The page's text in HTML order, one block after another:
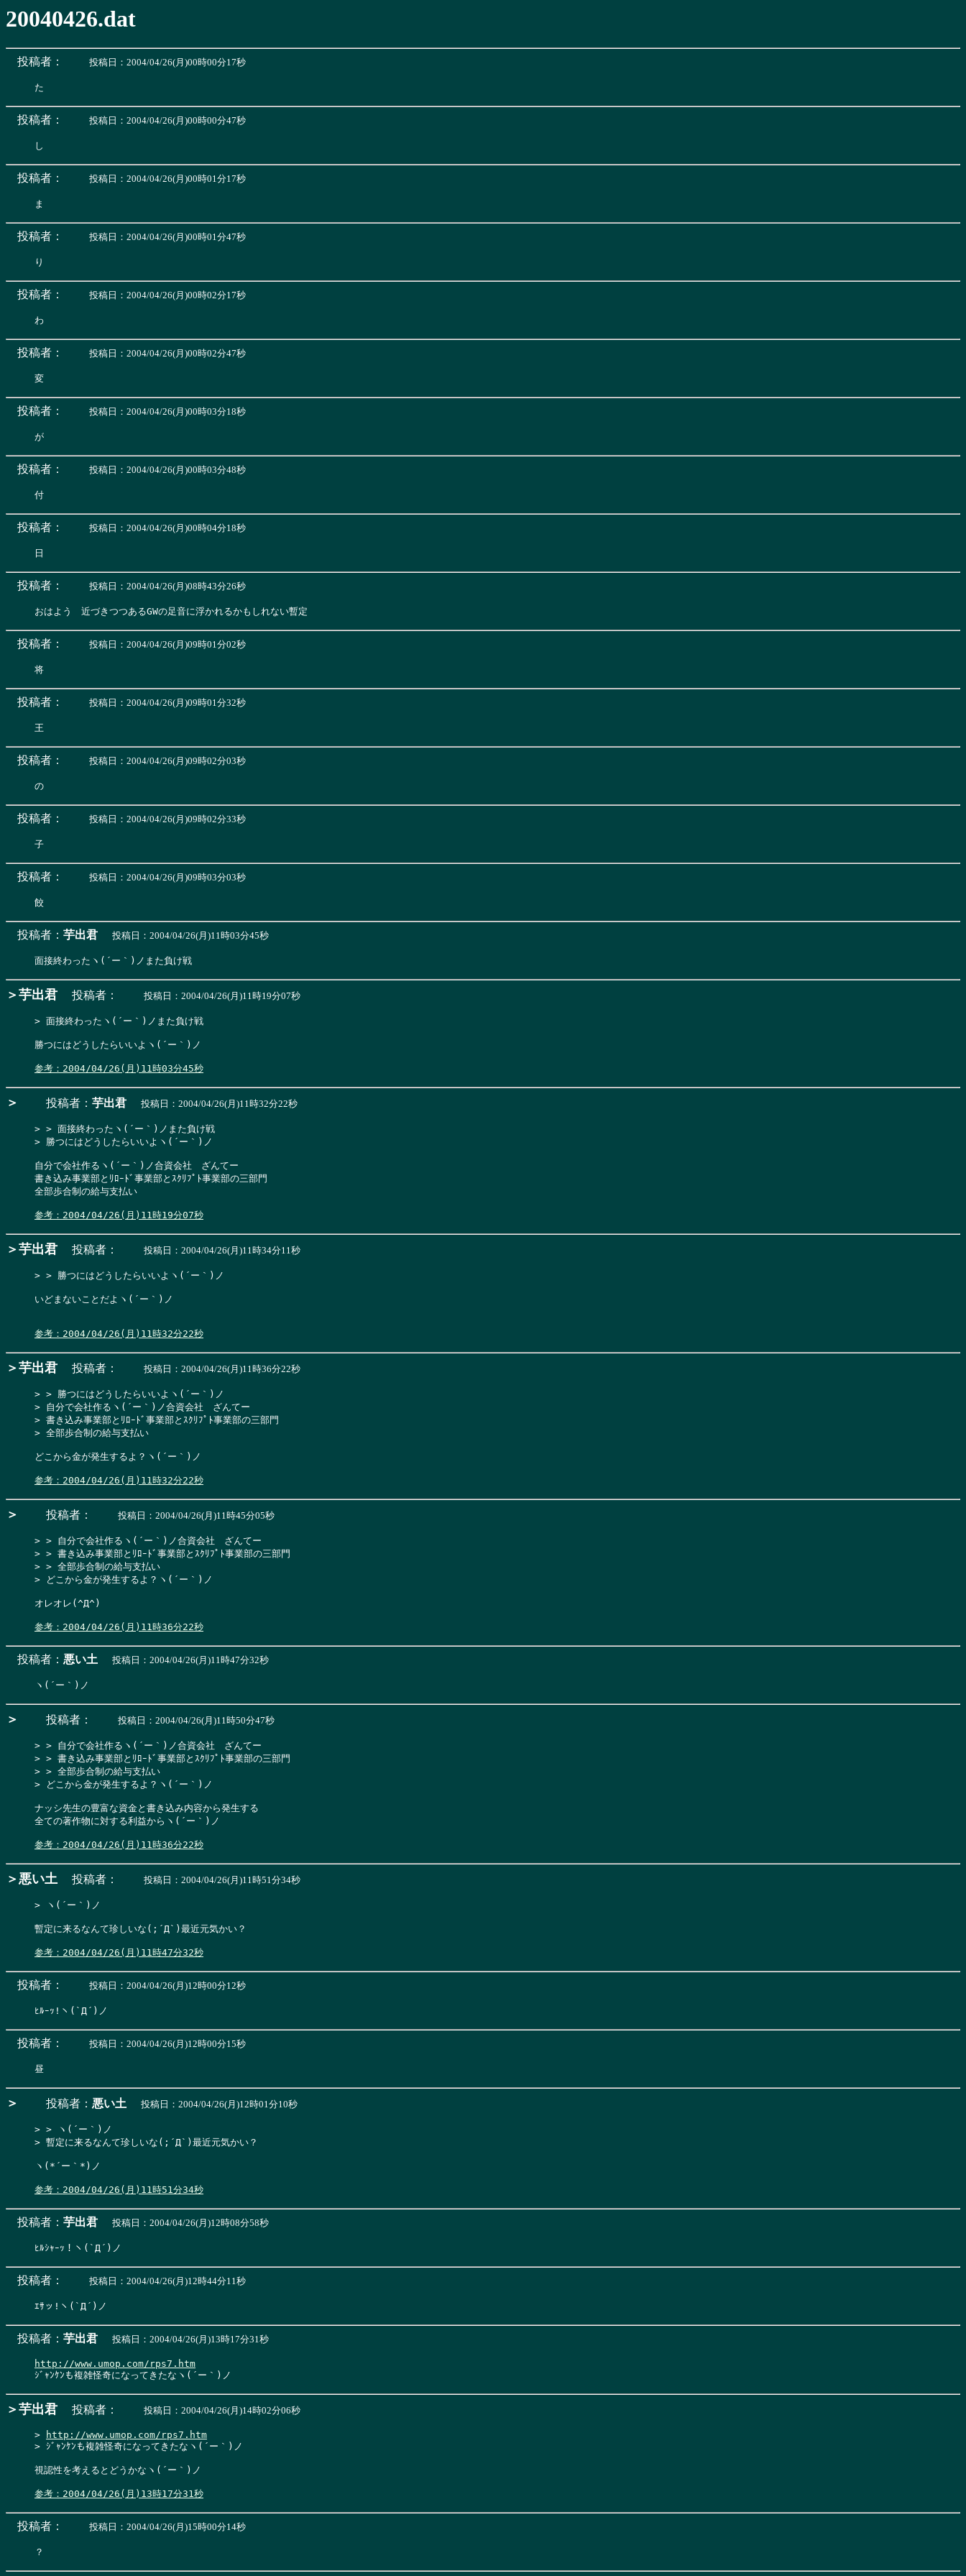
20040426.dat
投稿者： 投稿日：2004/04/26(月)00時00分17秒
投稿者： 投稿日：2004/04/26(月)00時00分47秒
投稿者： 投稿日：2004/04/26(月)00時01分17秒
投稿者： 投稿日：2004/04/26(月)00時01分47秒
投稿者： 投稿日：2004/04/26(月)00時02分17秒
投稿者： 投稿日：2004/04/26(月)00時02分47秒
投稿者： 投稿日：2004/04/26(月)00時03分18秒
投稿者： 投稿日：2004/04/26(月)00時03分48秒
投稿者： 投稿日：2004/04/26(月)00時04分18秒
投稿者： 投稿日：2004/04/26(月)08時43分26秒
投稿者： 投稿日：2004/04/26(月)09時01分02秒
投稿者： 投稿日：2004/04/26(月)09時01分32秒
投稿者： 投稿日：2004/04/26(月)09時02分03秒
投稿者： 投稿日：2004/04/26(月)09時02分33秒
投稿者： 投稿日：2004/04/26(月)09時03分03秒
投稿者： 芋出君 投稿日：2004/04/26(月)11時03分45秒
＞芋出君 投稿者： 投稿日：2004/04/26(月)11時19分07秒
> 面接終わったヽ(´ー｀)ノまた負け戦
勝つにはどうしたらいいよヽ(´ー｀)ノ
参考：2004/04/26(月)11時03分45秒
＞ 投稿者： 芋出君 投稿日：2004/04/26(月)11時32分22秒
> > 面接終わったヽ(´ー｀)ノまた負け戦
> 勝つにはどうしたらいいよヽ(´ー｀)ノ
自分で会社作るヽ(´ー｀)ノ合資会社　ざんてー
書き込み事業部とﾘﾛｰﾄﾞ事業部とｽｸﾘﾌﾟﾄ事業部の三部門
全部歩合制の給与支払い
参考：2004/04/26(月)11時19分07秒
＞芋出君 投稿者： 投稿日：2004/04/26(月)11時34分11秒
> > 勝つにはどうしたらいいよヽ(´ー｀)ノ
いどまないことだよヽ(´ー｀)ノ
参考：2004/04/26(月)11時32分22秒
＞芋出君 投稿者： 投稿日：2004/04/26(月)11時36分22秒
> > 勝つにはどうしたらいいよヽ(´ー｀)ノ
> 自分で会社作るヽ(´ー｀)ノ合資会社　ざんてー
> 書き込み事業部とﾘﾛｰﾄﾞ事業部とｽｸﾘﾌﾟﾄ事業部の三部門
> 全部歩合制の給与支払い
どこから金が発生するよ？ヽ(´ー｀)ノ
参考：2004/04/26(月)11時32分22秒
＞ 投稿者： 投稿日：2004/04/26(月)11時45分05秒
> > 自分で会社作るヽ(´ー｀)ノ合資会社　ざんてー
> > 書き込み事業部とﾘﾛｰﾄﾞ事業部とｽｸﾘﾌﾟﾄ事業部の三部門
> > 全部歩合制の給与支払い
> どこから金が発生するよ？ヽ(´ー｀)ノ
オレオレ(^Д^)
参考：2004/04/26(月)11時36分22秒
投稿者： 悪い土 投稿日：2004/04/26(月)11時47分32秒
＞ 投稿者： 投稿日：2004/04/26(月)11時50分47秒
> > 自分で会社作るヽ(´ー｀)ノ合資会社　ざんてー
> > 書き込み事業部とﾘﾛｰﾄﾞ事業部とｽｸﾘﾌﾟﾄ事業部の三部門
> > 全部歩合制の給与支払い
> どこから金が発生するよ？ヽ(´ー｀)ノ
ナッシ先生の豊富な資金と書き込み内容から発生する
全ての著作物に対する利益からヽ(´ー｀)ノ
参考：2004/04/26(月)11時36分22秒
＞悪い土 投稿者： 投稿日：2004/04/26(月)11時51分34秒
> ヽ(´ー｀)ノ
暫定に来るなんて珍しいな(;´Д`)最近元気かい？
参考：2004/04/26(月)11時47分32秒
投稿者： 投稿日：2004/04/26(月)12時00分12秒
投稿者： 投稿日：2004/04/26(月)12時00分15秒
＞ 投稿者： 悪い土 投稿日：2004/04/26(月)12時01分10秒
> > ヽ(´ー｀)ノ
> 暫定に来るなんて珍しいな(;´Д`)最近元気かい？
ヽ(*´ー｀*)ノ
参考：2004/04/26(月)11時51分34秒
投稿者： 芋出君 投稿日：2004/04/26(月)12時08分58秒
投稿者： 投稿日：2004/04/26(月)12時44分11秒
投稿者： 芋出君 投稿日：2004/04/26(月)13時17分31秒
http://www.umop.com/rps7.htm
＞芋出君 投稿者： 投稿日：2004/04/26(月)14時02分06秒
>
http://www.umop.com/rps7.htm
> ｼﾞｬﾝｹﾝも複雑怪奇になってきたなヽ(´ー｀)ノ
視認性を考えるとどうかなヽ(´ー｀)ノ
参考：2004/04/26(月)13時17分31秒
投稿者： 投稿日：2004/04/26(月)15時00分14秒